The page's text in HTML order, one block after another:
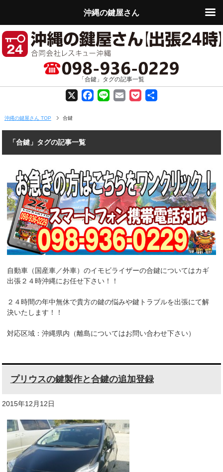
「合鍵」タグの記事一覧
X F
b
o
o
L E P
e
t
沖縄の鍵屋さん TOP 合鍵
「合鍵」タグの記事一覧
自動車（国産車／外車）のイモビライザーの合鍵についてはカギ
出張２４時沖縄にお任せ下さい！！
２４時間の年中無休で貴方の鍵の悩みや鍵トラブルを出張にて解
決いたします！！
対応区域：沖縄県内（離島についてはお問い合わせ下さい）
プリウスの鍵製作と合鍵の追加登録
2015年12月12日
沖縄の鍵屋さん